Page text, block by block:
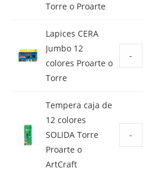
Torre o Proarte
Lapices CERA
Jumbo 12
colores Proarte o
Torre
-
Tempera caja de
12 colores
SOLIDA Torre
Proarte o
ArtCraft
-